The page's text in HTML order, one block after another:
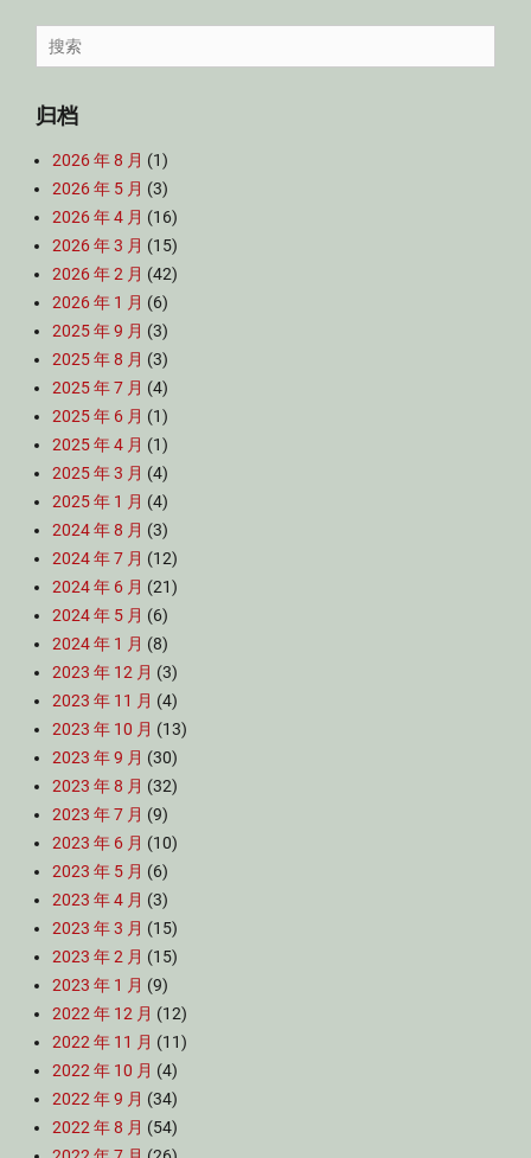
Search
for:
归档
2026 年 8 月 (1)
2026 年 5 月 (3)
2026 年 4 月 (16)
2026 年 3 月 (15)
2026 年 2 月 (42)
2026 年 1 月 (6)
2025 年 9 月 (3)
2025 年 8 月 (3)
2025 年 7 月 (4)
2025 年 6 月 (1)
2025 年 4 月 (1)
2025 年 3 月 (4)
2025 年 1 月 (4)
2024 年 8 月 (3)
2024 年 7 月 (12)
2024 年 6 月 (21)
2024 年 5 月 (6)
2024 年 1 月 (8)
2023 年 12 月 (3)
2023 年 11 月 (4)
2023 年 10 月 (13)
2023 年 9 月 (30)
2023 年 8 月 (32)
2023 年 7 月 (9)
2023 年 6 月 (10)
2023 年 5 月 (6)
2023 年 4 月 (3)
2023 年 3 月 (15)
2023 年 2 月 (15)
2023 年 1 月 (9)
2022 年 12 月 (12)
2022 年 11 月 (11)
2022 年 10 月 (4)
2022 年 9 月 (34)
2022 年 8 月 (54)